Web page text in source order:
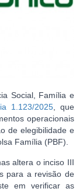
Social, Família e
1.123/2025, que
operacionais
de elegibilidade e
Família (PBF).
altera o inciso III
para a revisão de
em verificar as